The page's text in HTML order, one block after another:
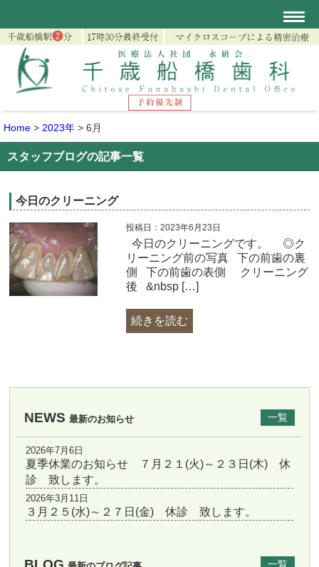
Home > 2023年 > 6月
スタッフブログの記事一覧
今日のクリーニング
投稿日：2023年6月23日
今日のクリーニングです。 ◎ク
リーニング前の写真 下の前歯の裏
側 下の前歯の表側 クリーニング
後 &nbsp […]
続きを読む
NEWS 最新のお知らせ 一覧
2026年7月6日
夏季休業のお知らせ ７月２１(火)～２３日(木) 休
診 致します。
2026年3月11日
３月２５(水)～２７日(金) 休診 致します。
一覧